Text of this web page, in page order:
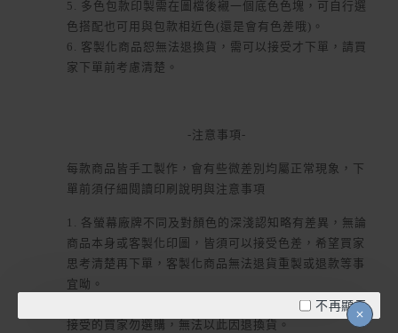
不再顯示
5. 多色包款印製需在圖檔後襯一個底色色塊，可自行選
色搭配也可用與包款相近色(還是會有色差哦)。
6. 客製化商品恕無法退換貨，需可以接受才下單，請買
家下單前考慮清楚。
-注意事項-
每款商品皆手工製作，會有些微差別均屬正常現象，下
單前須仔細閱讀印刷說明與注意事項
1. 各螢幕廠牌不同及對顏色的深淺認知略有差異，無論
商品本身或客製化印圖，皆須可以接受色差，希望買家
思考清楚再下單，客製化商品無法退貨重製或退款等事
宜呦。
2. 實品與網頁標示尺寸2公分內誤差純屬正常，請無法
接受的買家勿選購，無法以此因退換貨。